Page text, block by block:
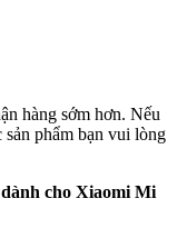
hàng sớm hơn. Nếu
phẩm bạn vui lòng
cho Xiaomi Mi